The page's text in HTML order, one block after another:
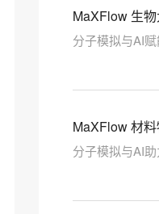
MaXFlow 生
分子模拟与AI
分子模拟与AI